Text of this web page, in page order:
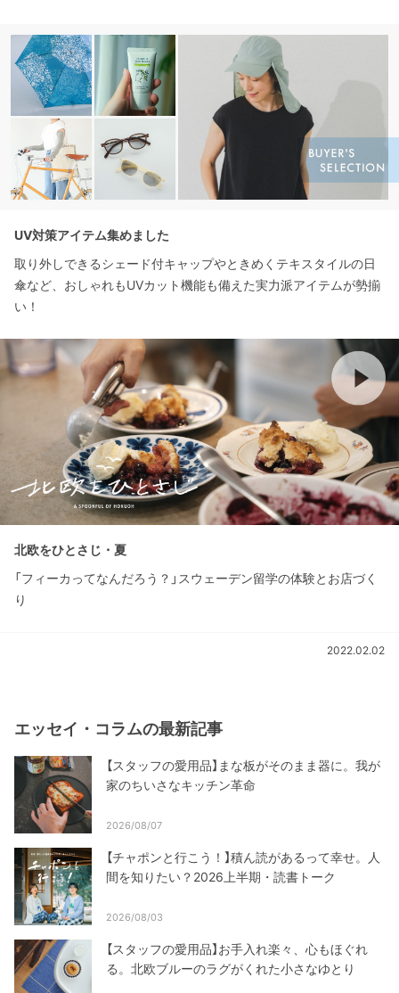
UV対策アイテム集めました
取り外しできるシェード付キャップやときめくテキスタイルの日
傘など、おしゃれもUVカット機能も備えた実力派アイテムが勢揃
い！
北欧をひとさじ・夏
「フィーカってなんだろう？」スウェーデン留学の体験とお店づく
り
2022.02.02
エッセイ・コラムの最新記事
【スタッフの愛用品】まな板がそのまま器に。我が
家のちいさなキッチン革命
2026/08/07
【チャポンと行こう！】積ん読があるって幸せ。人
間を知りたい？2026上半期・読書トーク
2026/08/03
【スタッフの愛用品】お手入れ楽々、心もほぐれ
る。北欧ブルーのラグがくれた小さなゆとり